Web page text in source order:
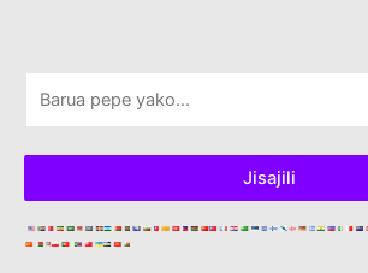
a
p
e
Jisajili